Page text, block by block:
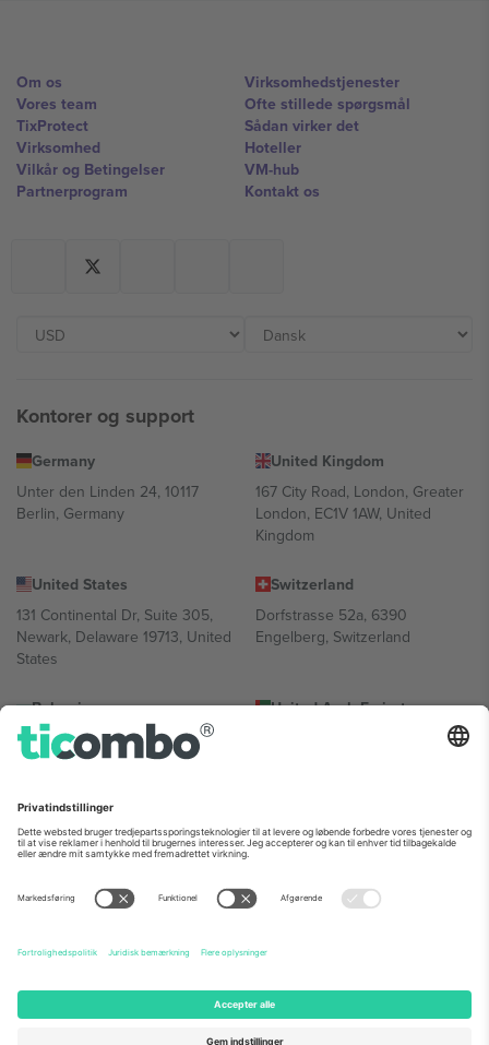
Om os
Vores team
TixProtect
Virksomhed
Vilkår og Betingelser
Partnerprogram
Virksomhedstjenester
Ofte stillede spørgsmål
Sådan virker det
Hoteller
VM-hub
Kontakt os
Kontorer og support
Germany
Unter den Linden 24, 10117
Berlin, Germany
United Kingdom
167 City Road, London, Greater
London, EC1V 1AW, United
Kingdom
United States
131 Continental Dr, Suite 305,
Newark, Delaware 19713, United
States
Switzerland
Dorfstrasse 52a, 6390
Engelberg, Switzerland
Bulgaria
Regus Sofia City West, bul
Totleben 53-55, 1606 Sofia,
United Arab Emirates
UAE Dubai Silicon Oasis, DDP
Mexico
Av Chapultepec 360, Roma
Norte, Cuauhtémoc, 06700
Ciudad de México, CDMX,
sted, begivenhed og/eller domæne. For detaljer se den specifikke
begivenhedsside, tryk og vilkår.,Virksomhed
Ticombo. Alle rettigheder forbeholdes.